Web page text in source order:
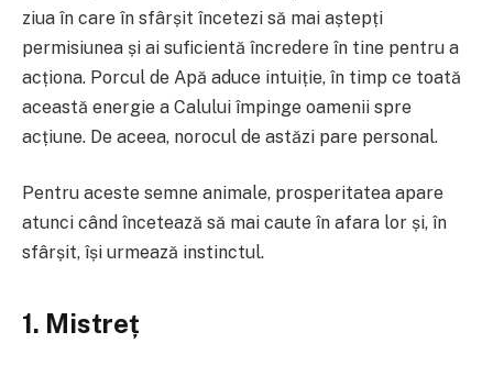
ziua în care în sfârșit încetezi să mai aștepți
permisiunea și ai suficientă încredere în tine pentru a
acționa. Porcul de Apă aduce intuiție, în timp ce toată
această energie a Calului împinge oamenii spre
acțiune. De aceea, norocul de astăzi pare personal.
Pentru aceste semne animale, prosperitatea apare
atunci când încetează să mai caute în afara lor și, în
sfârșit, își urmează instinctul.
1. Mistreț